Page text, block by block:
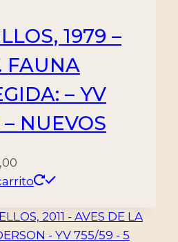
1979 –
FAUNA
– YV
NUEVOS